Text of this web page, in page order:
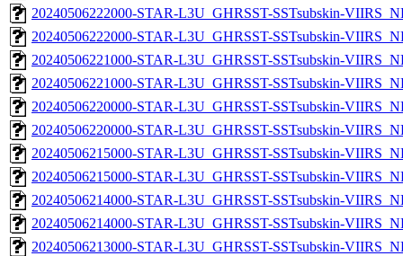
20240506222000-STAR-L3U_GHRSST-SSTsubskin-
20240506222000-STAR-L3U_GHRSST-SSTsubskin-
20240506221000-STAR-L3U_GHRSST-SSTsubskin-
20240506221000-STAR-L3U_GHRSST-SSTsubskin-
20240506220000-STAR-L3U_GHRSST-SSTsubskin-
20240506220000-STAR-L3U_GHRSST-SSTsubskin-
20240506215000-STAR-L3U_GHRSST-SSTsubskin-
20240506215000-STAR-L3U_GHRSST-SSTsubskin-
20240506214000-STAR-L3U_GHRSST-SSTsubskin-
20240506214000-STAR-L3U_GHRSST-SSTsubskin-
20240506213000-STAR-L3U_GHRSST-SSTsubskin-